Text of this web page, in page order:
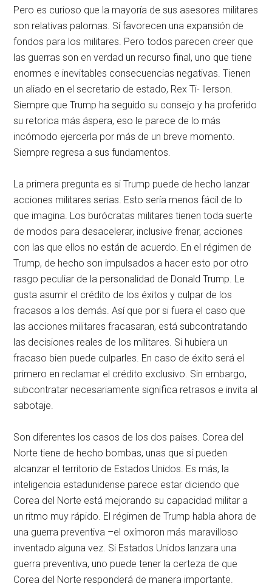
Pero es curioso que la mayoría de sus asesores militares
son relativas palomas. Sí favorecen una expansión de
fondos para los militares. Pero todos parecen creer que
las guerras son en verdad un recurso final, uno que tiene
enormes e inevitables consecuencias negativas. Tienen
un aliado en el secretario de estado, Rex Ti- llerson.
Siempre que Trump ha seguido su consejo y ha proferido
su retorica más áspera, eso le parece de lo más
incómodo ejercerla por más de un breve momento.
Siempre regresa a sus fundamentos.
La primera pregunta es si Trump puede de hecho lanzar
acciones militares serias. Esto sería menos fácil de lo
que imagina. Los burócratas militares tienen toda suerte
de modos para desacelerar, inclusive frenar, acciones
con las que ellos no están de acuerdo. En el régimen de
Trump, de hecho son impulsados a hacer esto por otro
rasgo peculiar de la personalidad de Donald Trump. Le
gusta asumir el crédito de los éxitos y culpar de los
fracasos a los demás. Así que por si fuera el caso que
las acciones militares fracasaran, está subcontratando
las decisiones reales de los militares. Si hubiera un
fracaso bien puede culparles. En caso de éxito será el
primero en reclamar el crédito exclusivo. Sin embargo,
subcontratar necesariamente significa retrasos e invita al
sabotaje.
Son diferentes los casos de los dos países. Corea del
Norte tiene de hecho bombas, unas que sí pueden
alcanzar el territorio de Estados Unidos. Es más, la
inteligencia estadunidense parece estar diciendo que
Corea del Norte está mejorando su capacidad militar a
un ritmo muy rápido. El régimen de Trump habla ahora de
una guerra preventiva –el oxímoron más maravilloso
inventado alguna vez. Si Estados Unidos lanzara una
guerra preventiva, uno puede tener la certeza de que
Corea del Norte responderá de manera importante.